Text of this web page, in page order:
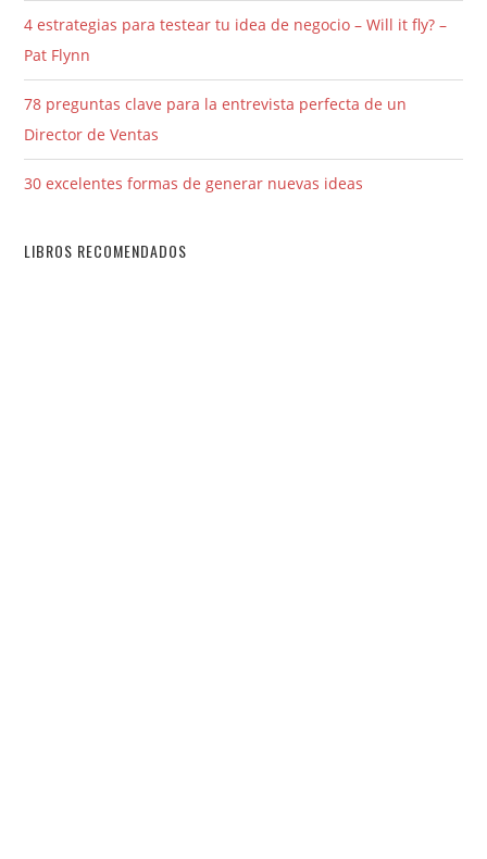
4 estrategias para testear tu idea de negocio – Will it fly? –
Pat Flynn
78 preguntas clave para la entrevista perfecta de un
Director de Ventas
30 excelentes formas de generar nuevas ideas
LIBROS RECOMENDADOS